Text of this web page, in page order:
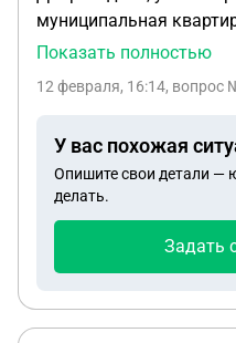
муниципальная
маму она умерла но
бы жить не очень
оформлю на себя мне
соглашение если они
прописаны ещё дети
Показать полностью
12 февраля, 16:14, вопрос
У вас похожая
Опишите свои детали —
делать.
Задать